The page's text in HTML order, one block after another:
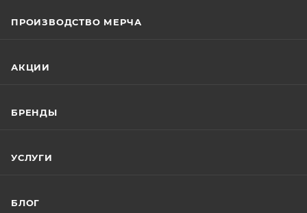
ПРОИЗВОДСТВО МЕРЧА
АКЦИИ
БРЕНДЫ
УСЛУГИ
БЛОГ